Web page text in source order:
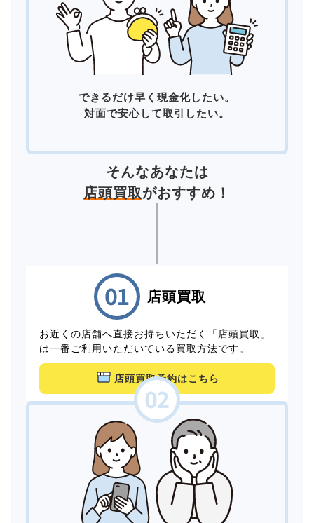
できるだけ早く現金化したい。
対面で安心して取引したい。
そんなあなたは
店頭買取がおすすめ！
店頭買取
お近くの店舗へ直接お持ちいただく「店頭買取」
は一番ご利用いただいている買取方法です。
店頭買取予約はこちら